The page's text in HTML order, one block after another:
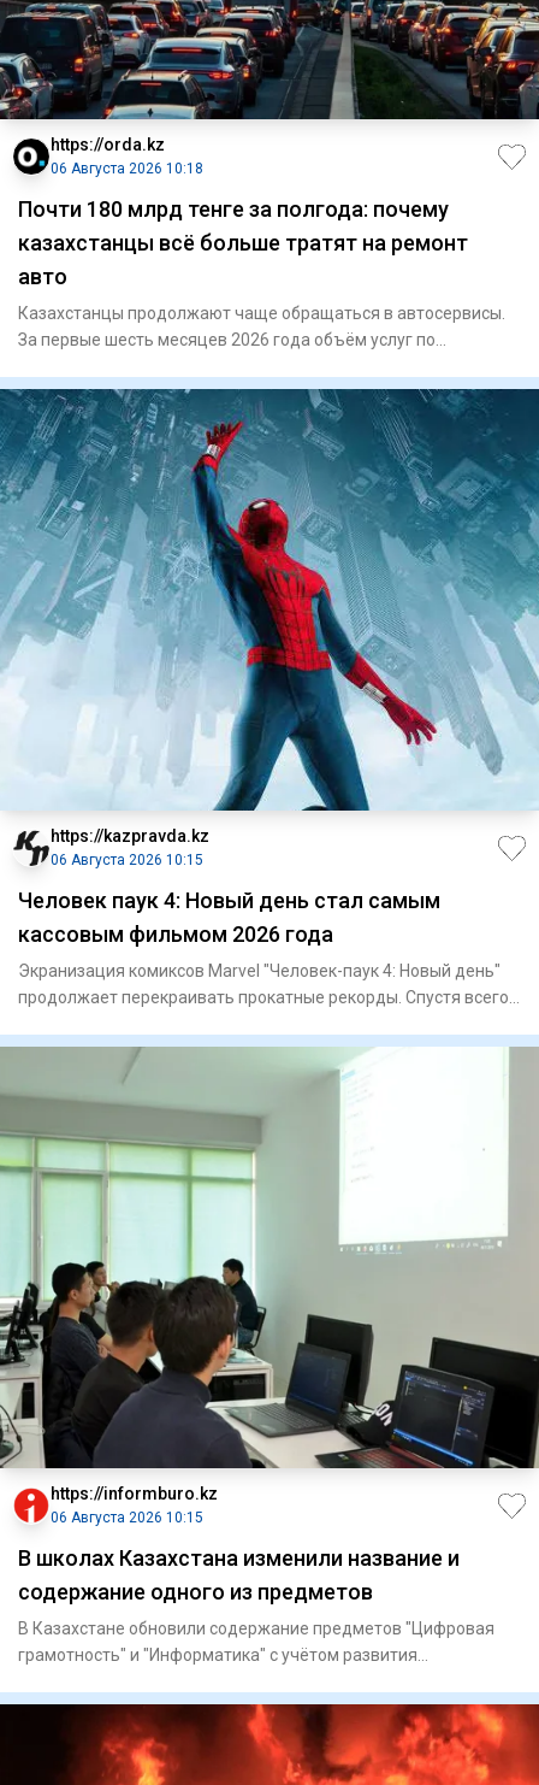
https://orda.kz
06 Августа 2026 10:18
Почти 180 млрд тенге за полгода: почему
казахстанцы всё больше тратят на ремонт
авто
Казахстанцы продолжают чаще обращаться в автосервисы.
За первые шесть месяцев 2026 года объём услуг по
https://kazpravda.kz
06 Августа 2026 10:15
Человек паук 4: Новый день стал самым
кассовым фильмом 2026 года
Экранизация комиксов Marvel "Человек-паук 4: Новый день"
продолжает перекраивать прокатные рекорды. Спустя всего
https://informburo.kz
06 Августа 2026 10:15
В школах Казахстана изменили название и
содержание одного из предметов
В Казахстане обновили содержание предметов "Цифровая
грамотность" и "Информатика" с учётом развития